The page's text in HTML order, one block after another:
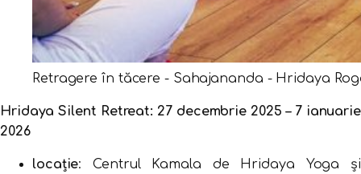
Retragere în tăcere - Sahajananda - Hridaya
Hridaya Silent Retreat: 27 decembrie 2025 – 7 ianuarie
2026
locație: Centrul Kamala de Hridaya Yoga și